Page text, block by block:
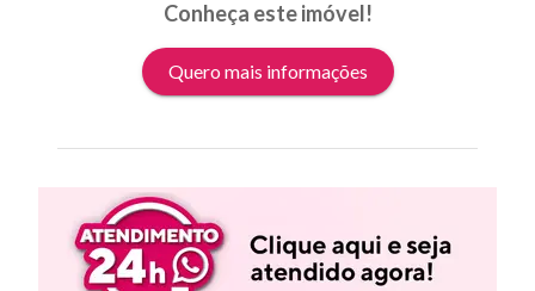
Conheça este imóvel!
Quero mais informações